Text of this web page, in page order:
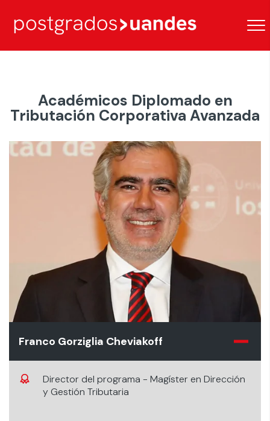
Académicos Diplomado en
Tributación Corporativa Avanzada
Franco Gorziglia Cheviakoff
Director del programa - Magíster en Dirección
y Gestión Tributaria